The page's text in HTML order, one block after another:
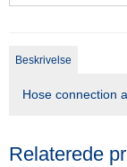
Beskrivelse
Hose connection
Relaterede